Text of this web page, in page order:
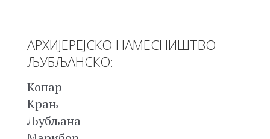
АРХИЈЕРЕЈСКО НАМЕСНИШТВО
ЉУБЉАНСКО:
Копар
Крањ
Љубљана